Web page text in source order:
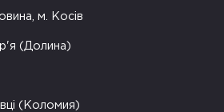
м. Косів
(Долина)
(Коломия)